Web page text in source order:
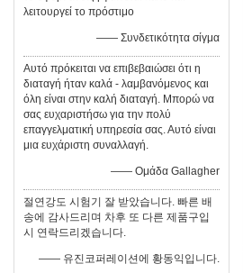
λειτουργεί το πρόστιμο
—— Συνδετικότητα σίγμα
Αυτό πρόκειται να επιβεβαιώσει ότι η
διαταγή ήταν καλά - λαμβανόμενος και
όλη είναι στην καλή διαταγή. Μπορώ να
σας ευχαριστήσω για την πολύ
επαγγελματική υπηρεσία σας. Αυτό είναι
μια ευχάριστη συναλλαγή.
—— Ομάδα Gallagher
절연강도 시험기 잘 받았습니다. 빠른 배
송에 감사드리며 차후 또 다른 제품구입
시 연락드리겠습니다.
—— 유진코퍼레이션에 황동익입니다.